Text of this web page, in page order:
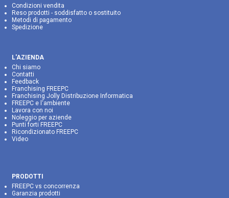
Condizioni vendita
Reso prodotti - soddisfatto o sostituito
Metodi di pagamento
Spedizione
L'AZIENDA
Chi siamo
Contatti
Feedback
Franchising FREEPC
Franchising Jolly Distribuzione Informatica
FREEPC e l‘ambiente
Lavora con noi
Noleggio per aziende
Punti forti FREEPC
Ricondizionato FREEPC
Video
PRODOTTI
FREEPC vs concorrenza
Garanzia prodotti